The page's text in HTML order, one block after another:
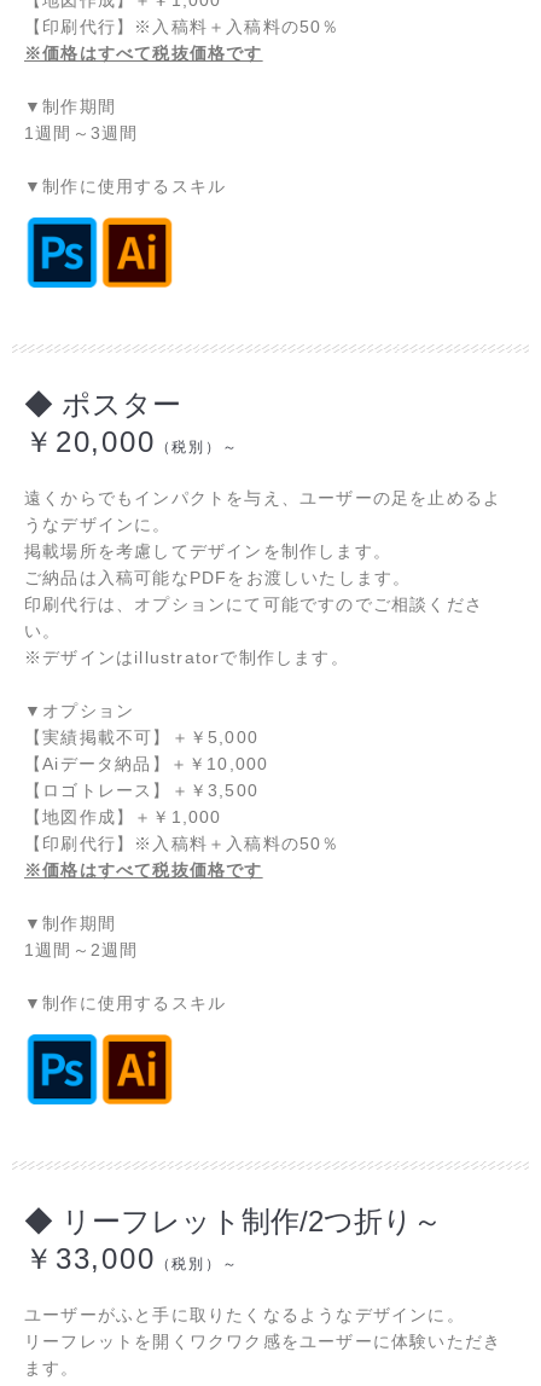
【印刷代行】※入稿料＋入稿料の50％
※価格はすべて税抜価格です
▼制作期間
1週間～3週間
▼制作に使用するスキル
◆ ポスター
￥20,000
（税別）～
遠くからでもインパクトを与え、ユーザーの足を止めるよ
うなデザインに。
掲載場所を考慮してデザインを制作します。
ご納品は入稿可能なPDFをお渡しいたします。
印刷代行は、オプションにて可能ですのでご相談くださ
い。
※デザインはillustratorで制作します。
▼オプション
【実績掲載不可】
＋ ￥5,000
【Aiデータ納品】
＋ ￥10,000
【ロゴトレース】
＋ ￥3,500
【地図作成】
＋ ￥1,000
【印刷代行】※入稿料＋入稿料の50％
※価格はすべて税抜価格です
▼制作期間
1週間～2週間
▼制作に使用するスキル
◆ リーフレット制作/2つ折り～
￥33,000
（税別）～
ユーザーがふと手に取りたくなるようなデザインに。
リーフレットを開くワクワク感をユーザーに体験いただき
ます。